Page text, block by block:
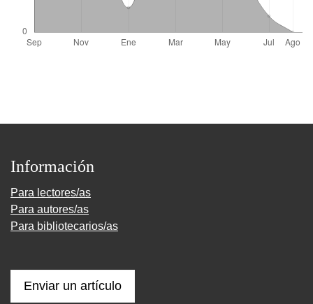
Información
Para lectores/as
Para autores/as
Para bibliotecarios/as
Enviar un artículo